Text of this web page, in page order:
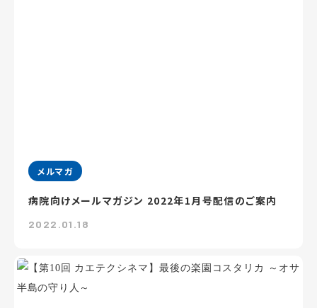
メルマガ
病院向けメールマガジン 2022年1月号配信のご案内
2022.01.18